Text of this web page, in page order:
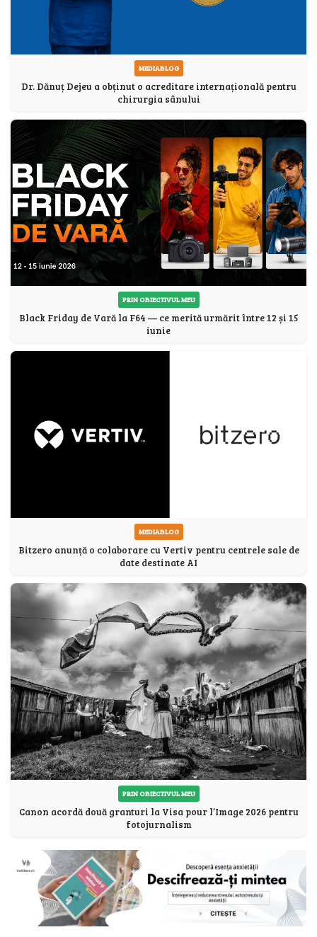
MEDIABLOG
Dr. Dănuț Dejeu a obținut o acreditare internațională pentru
chirurgia sânului
PRIN OBIECTIVUL MEU
Black Friday de Vară la F64 — ce merită urmărit între 12 și 15
iunie
MEDIABLOG
Bitzero anunță o colaborare cu Vertiv pentru centrele sale de
date destinate AI
PRIN OBIECTIVUL MEU
Canon acordă două granturi la Visa pour l’Image 2026 pentru
fotojurnalism